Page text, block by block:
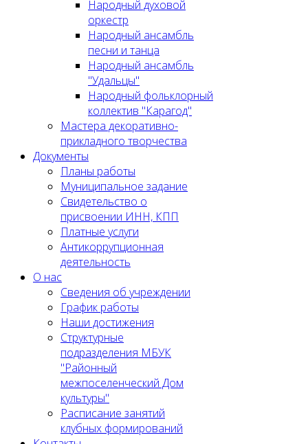
Народный духовой
оркестр
Народный ансамбль
песни и танца
Народный ансамбль
"Удальцы"
Народный фольклорный
коллектив "Карагод"
Мастера декоративно-
прикладного творчества
Документы
Планы работы
Муниципальное задание
Cвидетельство о
присвоении ИНН, КПП
Платные услуги
Антикоррупционная
деятельность
О нас
Сведения об учреждении
График работы
Наши достижения
Структурные
подразделения МБУК
"Районный
межпоселенческий Дом
культуры"
Расписание занятий
клубных формирований